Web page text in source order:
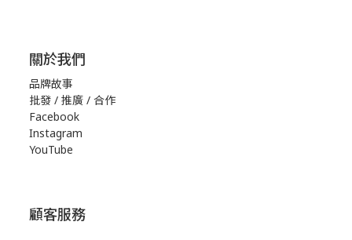
關於我們
品牌故事
批發 / 推廣 / 合作
Facebook
Instagram
YouTube
顧客服務